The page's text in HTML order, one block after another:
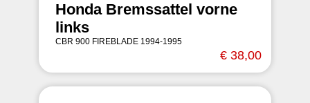
Honda Bremssattel vorne
links
CBR 900 FIREBLADE 1994-1995
€ 38,00